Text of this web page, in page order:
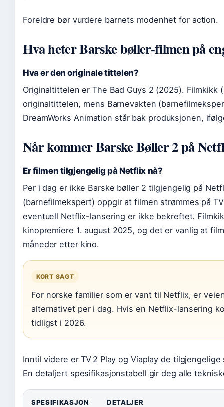
Foreldre bør vurdere barnets modenhet for action.
Hva heter Barske bøller-filmen på
Hva er den originale tittelen?
Originaltittelen er The Bad Guys 2 (2025). Filmkikk
originaltittelen, mens Barnevakten
DreamWorks Animation står bak produksjonen,
Når kommer Barske Bøller 2 på
Er filmen tilgjengelig på Netflix nå?
Per i dag er ikke Barske bøller 2 tilgjengelig på
(barnefilmekspert) oppgir at filmen strømmes på
eventuell Netflix-lansering er ikke bekreftet.
kinopremiere 1. august 2025, og det er vanlig at
måneder etter kino.
KORT SAGT
For norske familier som er vant til Netflix, er
alternativet per i dag. Hvis en Netflix-lansering
tidligst i 2026.
Inntil videre er TV 2 Play og Viaplay de
En detaljert spesifikasjonstabell gir deg alle
SPESIFIKASJON DETALJER